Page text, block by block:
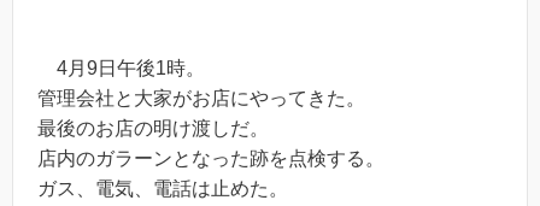
4月9日午後1時。
管理会社と大家がお店にやってきた。
最後のお店の明け渡しだ。
店内のガラーンとなった跡を点検する。
ガス、電気、電話は止めた。